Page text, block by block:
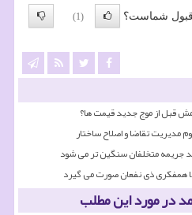
قبول شماست؟
(1)
قبل از موج جدید قیمت ها؟
جریمه متخلفان سنگین تر می شود
همفکری ذی نفعان صورت می گیرد
در مورد این مطلب